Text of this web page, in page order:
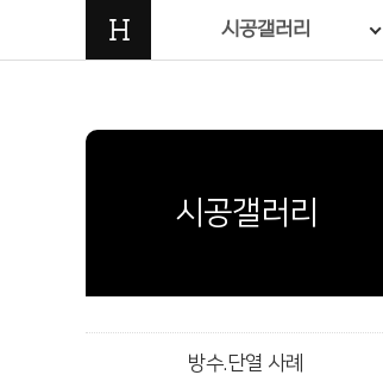
H 시공갤러리
시공갤러리
방수.단열 사례